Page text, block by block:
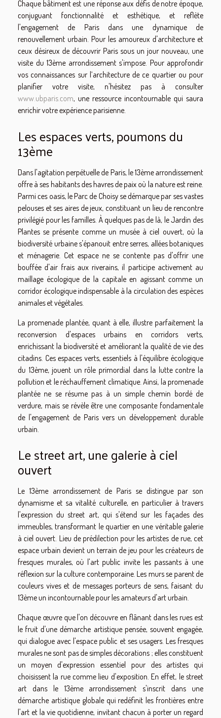
Chaque bâtiment est une réponse aux défis de notre époque,
conjuguant fonctionnalité et esthétique, et reflète
l'engagement de Paris dans une dynamique de
renouvellement urbain. Pour les amoureux d'architecture et
ceux désireux de découvrir Paris sous un jour nouveau, une
visite du 13ème arrondissement s'impose. Pour approfondir
vos connaissances sur l’architecture de ce quartier ou pour
planifier votre visite, n'hésitez pas à consulter
www.ubparis.com, une ressource incontournable qui saura
enrichir votre expérience parisienne.
Les espaces verts, poumons du
13ème
Dans l'agitation perpétuelle de Paris, le 13ème arrondissement
offre à ses habitants des havres de paix où la nature est reine.
Parmi ces oasis, le Parc de Choisy se démarque par ses vastes
pelouses et ses aires de jeux, constituant un lieu de rencontre
privilégié pour les familles. À quelques pas de là, le Jardin des
Plantes se présente comme un musée à ciel ouvert, où la
biodiversité urbaine s'épanouit entre serres, allées botaniques
et ménagerie. Cet espace ne se contente pas d'offrir une
bouffée d'air frais aux riverains, il participe activement au
maillage écologique de la capitale en agissant comme un
corridor écologique indispensable à la circulation des espèces
animales et végétales.
La promenade plantée, quant à elle, illustre parfaitement la
reconversion d'espaces urbains en corridors verts,
enrichissant la biodiversité et améliorant la qualité de vie des
citadins. Ces espaces verts, essentiels à l'équilibre écologique
du 13ème, jouent un rôle primordial dans la lutte contre la
pollution et le réchauffement climatique. Ainsi, la promenade
plantée ne se résume pas à un simple chemin bordé de
verdure, mais se révèle être une composante fondamentale
de l'engagement de Paris vers un développement durable
urbain.
Le street art, une galerie à ciel
ouvert
Le 13ème arrondissement de Paris se distingue par son
dynamisme et sa vitalité culturelle, en particulier à travers
l'expression du street art, qui s'étend sur les façades des
immeubles, transformant le quartier en une véritable galerie
à ciel ouvert. Lieu de prédilection pour les artistes de rue, cet
espace urbain devient un terrain de jeu pour les créateurs de
fresques murales, où l'art public invite les passants à une
réflexion sur la culture contemporaine. Les murs se parent de
couleurs vives et de messages porteurs de sens, faisant du
13ème un incontournable pour les amateurs d'art urbain.
Chaque œuvre que l'on découvre en flânant dans les rues est
le fruit d'une démarche artistique pensée, souvent engagée,
qui dialogue avec l'espace public et ses usagers. Les fresques
murales ne sont pas de simples décorations ; elles constituent
un moyen d'expression essentiel pour des artistes qui
choisissent la rue comme lieu d'exposition. En effet, le street
art dans le 13ème arrondissement s'inscrit dans une
démarche artistique globale qui redéfinit les frontières entre
l'art et la vie quotidienne, invitant chacun à porter un regard